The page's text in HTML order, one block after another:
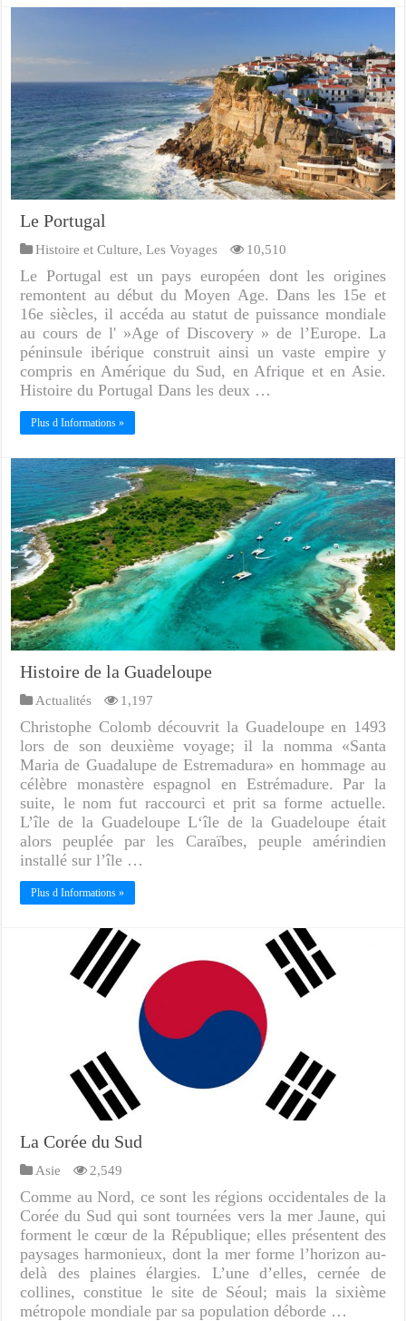
Le Portugal
Histoire et Culture,Les Voyages 10,510
Le Portugal est un pays européen dont les origines
remontent au début du Moyen Age. Dans les 15e et
16e siècles, il accéda au statut de puissance mondiale
au cours de l' »Age of Discovery » de l’Europe. La
péninsule ibérique construit ainsi un vaste empire y
compris en Amérique du Sud, en Afrique et en Asie.
Histoire du Portugal Dans les deux …
Plus d Informations »
Histoire de la Guadeloupe
Actualités 1,197
Christophe Colomb découvrit la Guadeloupe en 1493
lors de son deuxième voyage; il la nomma «Santa
Maria de Guadalupe de Estremadura» en hommage au
célèbre monastère espagnol en Estrémadure. Par la
suite, le nom fut raccourci et prit sa forme actuelle.
L’île de la Guadeloupe L‘île de la Guadeloupe était
alors peuplée par les Caraïbes, peuple amérindien
installé sur l’île …
Plus d Informations »
La Corée du Sud
Asie 2,549
Comme au Nord, ce sont les régions occidentales de la
Corée du Sud qui sont tournées vers la mer Jaune, qui
forment le cœur de la République; elles présentent des
paysages harmonieux, dont la mer forme l’horizon au-
delà des plaines élargies. L’une d’elles, cernée de
collines, constitue le site de Séoul; mais la sixième
métropole mondiale par sa population déborde …